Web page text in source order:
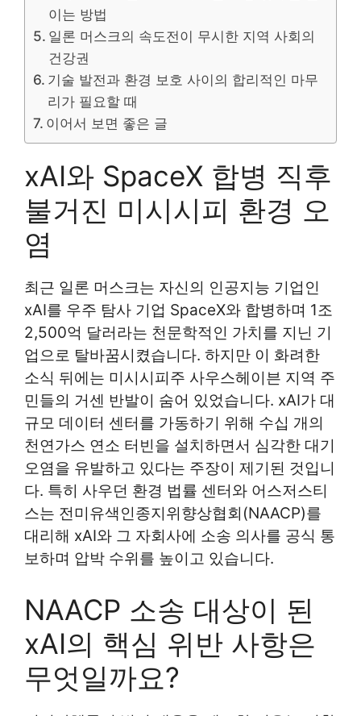
이는 방법
일론 머스크의 속도전이 무시한 지역 사회의
건강권
기술 발전과 환경 보호 사이의 합리적인 마무
리가 필요할 때
이어서 보면 좋은 글
xAI와 SpaceX 합병 직후
불거진 미시시피 환경 오
염
최근 일론 머스크는 자신의 인공지능 기업인
xAI를 우주 탐사 기업 SpaceX와 합병하며 1조
2,500억 달러라는 천문학적인 가치를 지닌 기
업으로 탈바꿈시켰습니다. 하지만 이 화려한
소식 뒤에는 미시시피주 사우스헤이븐 지역 주
민들의 거센 반발이 숨어 있었습니다. xAI가 대
규모 데이터 센터를 가동하기 위해 수십 개의
천연가스 연소 터빈을 설치하면서 심각한 대기
오염을 유발하고 있다는 주장이 제기된 것입니
다. 특히 사우던 환경 법률 센터와 어스저스티
스는 전미유색인종지위향상협회(NAACP)를
대리해 xAI와 그 자회사에 소송 의사를 공식 통
보하며 압박 수위를 높이고 있습니다.
NAACP 소송 대상이 된
xAI의 핵심 위반 사항은
무엇일까요?